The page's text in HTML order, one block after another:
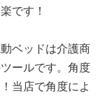
です！
ベッドは介護商
ールです。角度
当店で角度によ